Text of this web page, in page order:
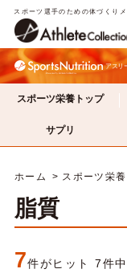
スポーツ選手のための体づくり
アスリ
スポーツ栄養トップ
サプリ
ホーム スポーツ栄養
脂質
7件がヒット 7件